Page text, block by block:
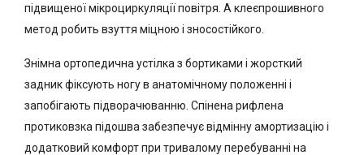
підвищеної мікроциркуляції повітря. А клеєпрошивного
метод робить взуття міцною і зносостійкого.
Знімна ортопедична устілка з бортиками і жорсткий
задник фіксують ногу в анатомічному положенні і
запобігають підворачюванню. Спінена рифлена
протиковзка підошва забезпечує відмінну амортизацію і
додатковий комфорт при тривалому перебуванні на